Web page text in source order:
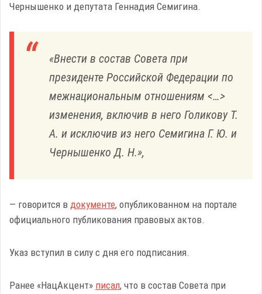
Чернышенко и депутата Геннадия Семигина.
«Внести в состав Совета при
президенте Российской Федерации по
межнациональным отношениям <…>
изменения, включив в него Голикову Т.
А. и исключив из него Семигина Г. Ю. и
Чернышенко Д. Н.»,
— говорится в документе, опубликованном на портале
официального публикования правовых актов.
Указ вступил в силу с дня его подписания.
Ранее «НацАкцент» писал, что в состав Совета при